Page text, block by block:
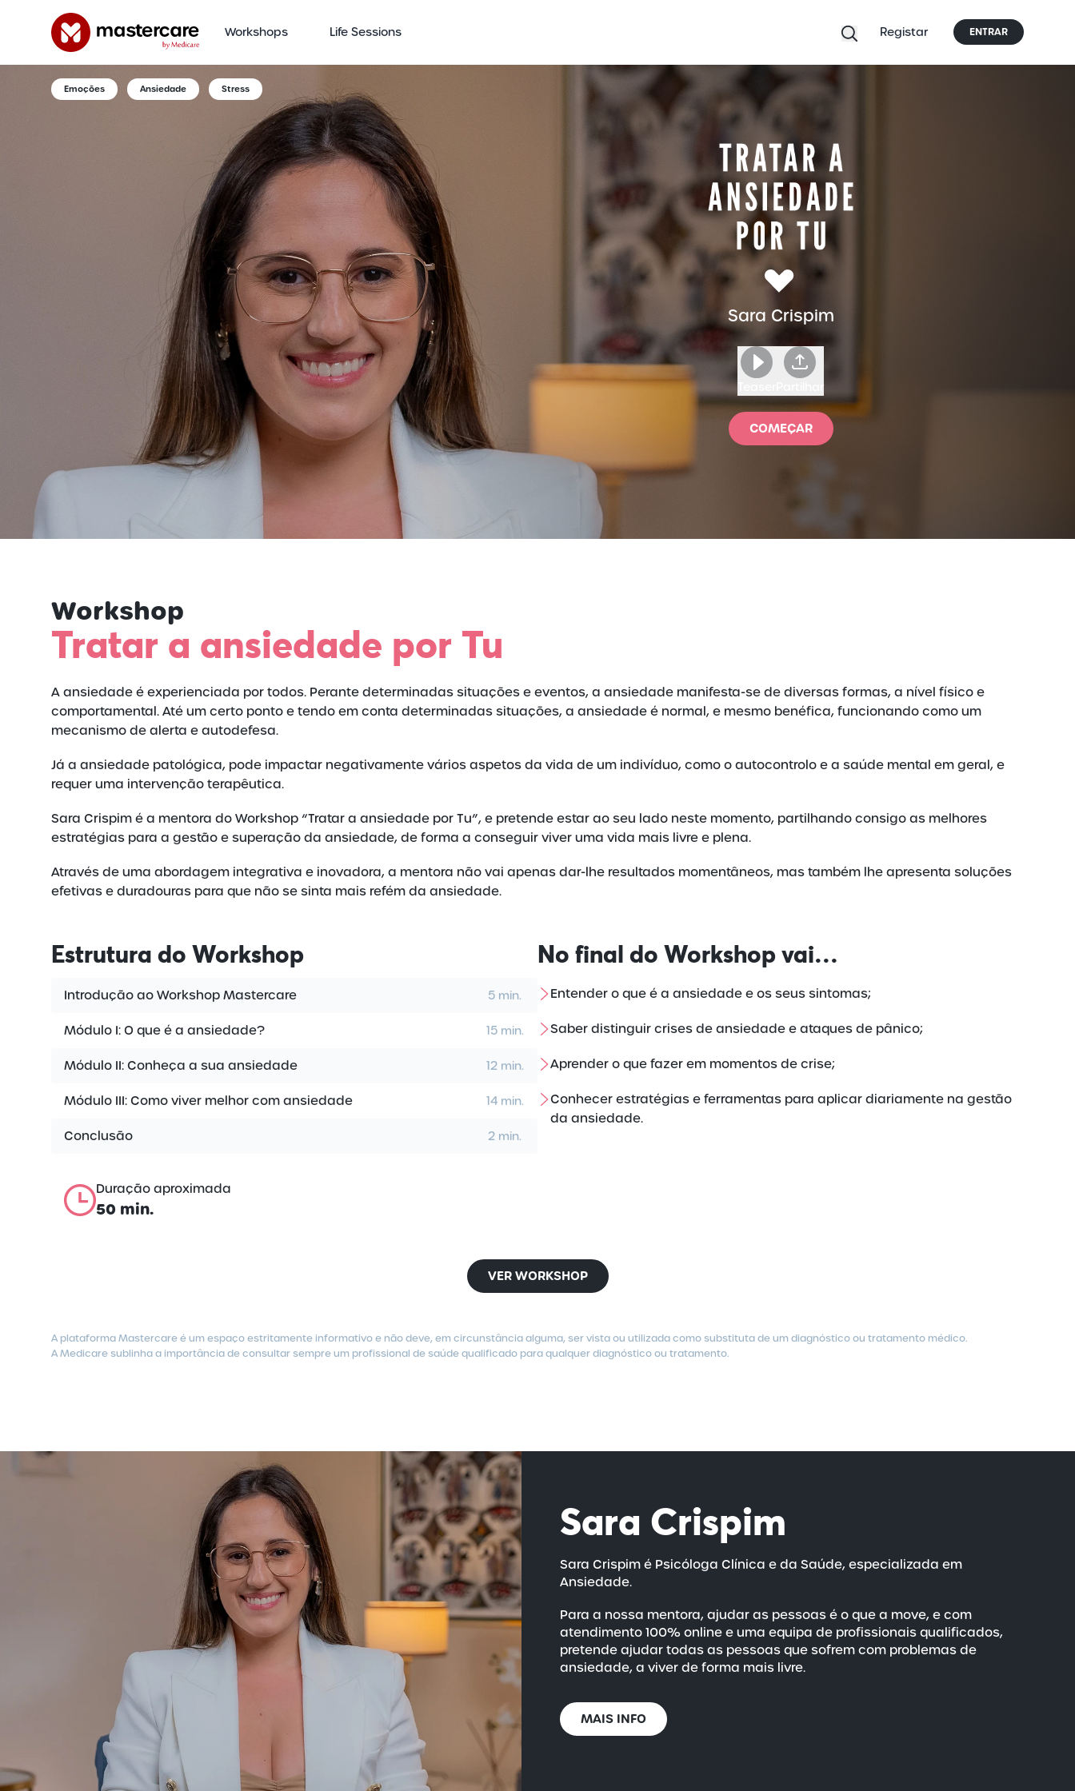
Workshops Life Sessions Registar ENTRAR
Emoções Ansiedade Stress
Sara Crispim
COMEÇAR
Workshop
Tratar a ansiedade por Tu
A ansiedade é experienciada por todos. Perante determinadas situações e eventos, a ansiedade manifesta-se de diversas formas, a nível físico e
comportamental. Até um certo ponto e tendo em conta determinadas situações, a ansiedade é normal, e mesmo benéfica, funcionando como um
mecanismo de alerta e autodefesa.
Já a ansiedade patológica, pode impactar negativamente vários aspetos da vida de um indivíduo, como o autocontrolo e a saúde mental em geral, e
requer uma intervenção terapêutica.
Sara Crispim é a mentora do Workshop “Tratar a ansiedade por Tu”, e pretende estar ao seu lado neste momento, partilhando consigo as melhores
estratégias para a gestão e superação da ansiedade, de forma a conseguir viver uma vida mais livre e plena.
Através de uma abordagem integrativa e inovadora, a mentora não vai apenas dar-lhe resultados momentâneos, mas também lhe apresenta soluções
efetivas e duradouras para que não se sinta mais refém da ansiedade.
Estrutura do Workshop
Introdução ao Workshop Mastercare 5 min.
Módulo I: O que é a ansiedade? 15 min.
Módulo II: Conheça a sua ansiedade 12 min.
Módulo III: Como viver melhor com ansiedade 14 min.
Conclusão 2 min.
Duração aproximada
50 min.
No final do Workshop vai…
Entender o que é a ansiedade e os seus sintomas;
Saber distinguir crises de ansiedade e ataques de pânico;
Aprender o que fazer em momentos de crise;
Conhecer estratégias e ferramentas para aplicar diariamente na gestão
da ansiedade.
VER WORKSHOP
A plataforma Mastercare é um espaço estritamente informativo e não deve, em circunstância alguma, ser vista ou utilizada como substituta de um diagnóstico ou tratamento médico.
A Medicare sublinha a importância de consultar sempre um profissional de saúde qualificado para qualquer diagnóstico ou tratamento.
Sara Crispim
Sara Crispim é Psicóloga Clínica e da Saúde, especializada em
Ansiedade.
Para a nossa mentora, ajudar as pessoas é o que a move, e com
atendimento 100% online e uma equipa de profissionais qualificados,
pretende ajudar todas as pessoas que sofrem com problemas de
ansiedade, a viver de forma mais livre.
MAIS INFO